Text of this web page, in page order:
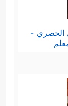
الحصري -